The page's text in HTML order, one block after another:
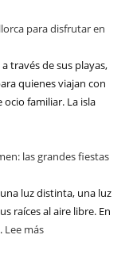
para disfrutar en
través de sus playas,
quienes viajan con
familiar. La isla
las grandes fiestas
luz distinta, una luz
raíces al aire libre. En
Lee más